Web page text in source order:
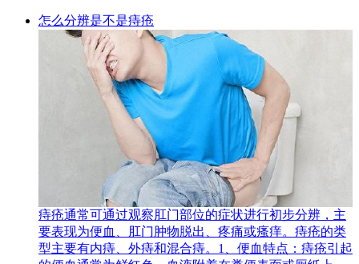
怎么分辨是不是痔疮
痔疮通常可通过观察肛门部位的症状进行初步分辨，主
要表现为便血、肛门肿物脱出、疼痛或瘙痒。痔疮的类
型主要有内痔、外痔和混合痔。1、便血特点：痔疮引起